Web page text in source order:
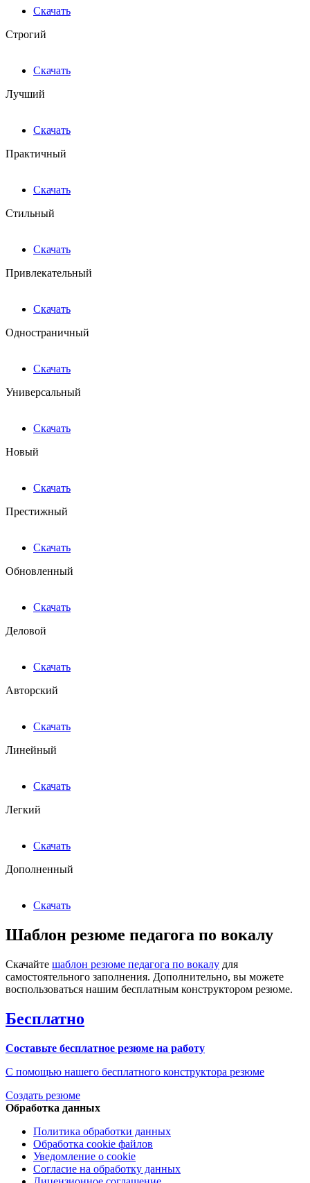
Скачать
Строгий
Скачать
Лучший
Скачать
Практичный
Скачать
Стильный
Скачать
Привлекательный
Скачать
Одностраничный
Скачать
Универсальный
Скачать
Новый
Скачать
Престижный
Скачать
Обновленный
Скачать
Деловой
Скачать
Авторский
Скачать
Линейный
Скачать
Легкий
Скачать
Дополненный
Скачать
Шаблон резюме педагога по вокалу
Скачайте шаблон резюме педагога по вокалу для
самостоятельного заполнения. Дополнительно, вы можете
воспользоваться нашим бесплатным конструктором резюме.
Бесплатно
Составьте бесплатное резюме на работу
С помощью нашего бесплатного конструктора резюме
Создать резюме
Обработка данных
Политика обработки данных
Обработка cookie файлов
Уведомление о cookie
Согласие на обработку данных